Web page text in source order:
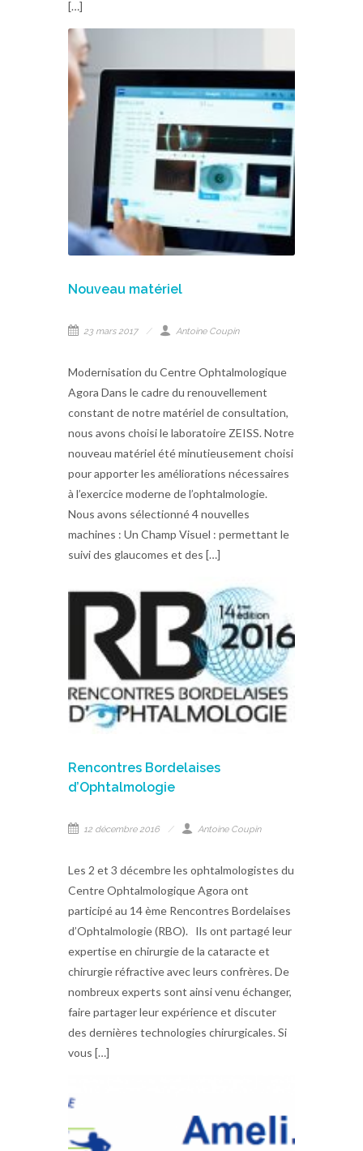
[…]
Nouveau matériel
23 mars 2017 Antoine Coupin
Modernisation du Centre Ophtalmologique
Agora Dans le cadre du renouvellement
constant de notre matériel de consultation,
nous avons choisi le laboratoire ZEISS. Notre
nouveau matériel été minutieusement choisi
pour apporter les améliorations nécessaires
à l’exercice moderne de l’ophtalmologie.
Nous avons sélectionné 4 nouvelles
machines : Un Champ Visuel : permettant le
suivi des glaucomes et des […]
Rencontres Bordelaises
d’Ophtalmologie
12 décembre 2016 Antoine Coupin
Les 2 et 3 décembre les ophtalmologistes du
Centre Ophtalmologique Agora ont
participé au 14 ème Rencontres Bordelaises
d’Ophtalmologie (RBO). Ils ont partagé leur
expertise en chirurgie de la cataracte et
chirurgie réfractive avec leurs confrères. De
nombreux experts sont ainsi venu échanger,
faire partager leur expérience et discuter
des dernières technologies chirurgicales. Si
vous […]